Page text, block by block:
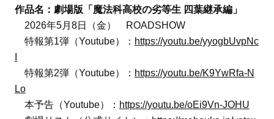
作品名：劇場版「魔法科高校の劣等生 四葉継承編」
2026年5月8日（金） ROADSHOW
特報第1弾（Youtube）： https://youtu.be/yyogbUvpNc
特報第2弾（Youtube）： https://youtu.be/K9YwRfa-N
Lo
本予告（Youtube）： https://youtu.be/oEi9Vn-JOHU